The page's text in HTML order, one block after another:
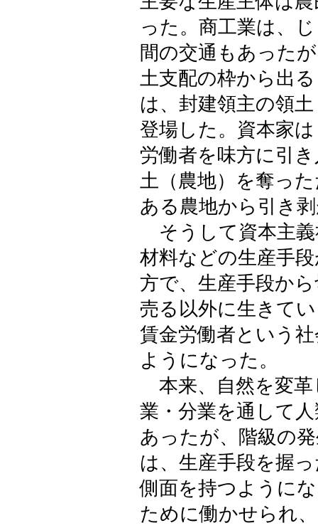
った。商工業は、
間の交通もあった
土支配の枠から出
は、封建領主の領
登場した。資本家
労働者を味方に引
土（農地）を奪っ
ある農地から引き
そうして資本主義
材料などの生産手
方で、生産手段か
売る以外に生きて
賃金労働者という
ようになった。
本来、自然を変革
業・分業を通して
あったが、階級の
は、生産手段を握
側面を持つように
ために働かせられ